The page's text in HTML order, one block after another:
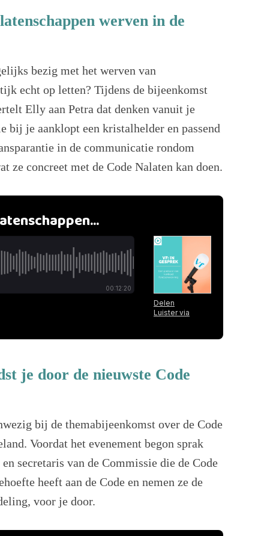
werven in de
bezig met het werven van
echt op letten? Tijdens de bijeenkomst
Elly aan Petra dat denken vanuit je
bij je aanklopt een kristalhelder en passend
in de communicatie rondom
ze concreet met de Code Nalaten kan doen.
je door de nieuwste Code
bij de themabijeenkomst over de Code
Voordat het evenement begon sprak
secretaris van de Commissie die de Code
heeft aan de Code en nemen ze de
voor je door.